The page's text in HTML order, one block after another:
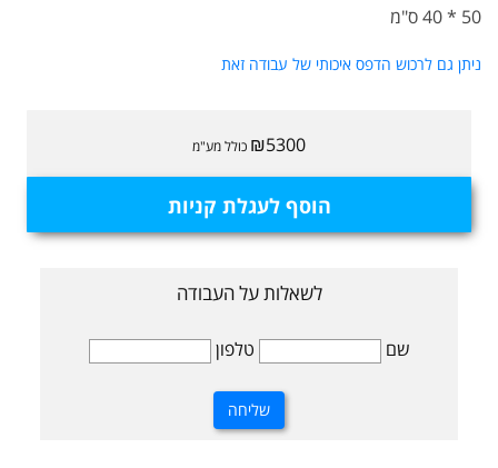
50 * 40 ס"מ
ניתן גם לרכוש הדפס איכותי של עבודה זאת
₪5300 כולל מע"מ
הוסף לעגלת קניות
לשאלות על העבודה
שם טלפון